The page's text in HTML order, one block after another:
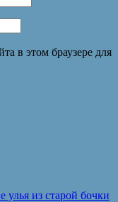
в этом браузере для
улья из старой бочки